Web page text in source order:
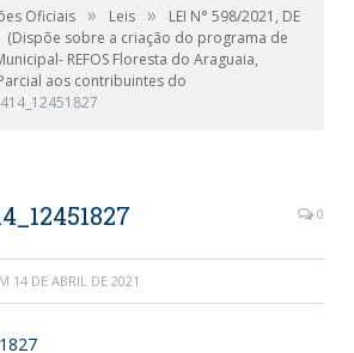
Oficiais » Leis »
LEI N° 598/2021, DE
(Dispõe sobre a criação do programa de
REFOS Floresta do Araguaia,
aos contribuintes do
0
14 DE ABRIL DE 2021